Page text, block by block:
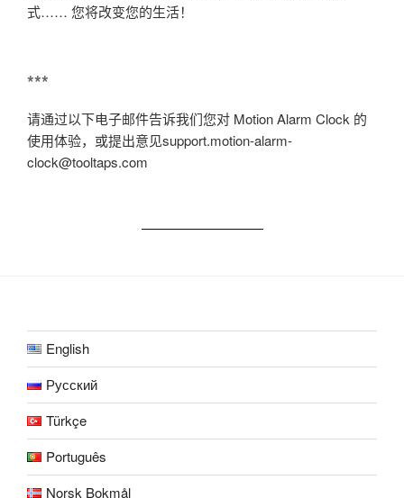
式…… 您将改变您的生活！
***
请通过以下电子邮件告诉我们您对 Motion Alarm Clock 的
使用体验，或提出意见support.motion-alarm-
clock@tooltaps.com
English
Русский
Türkçe
Português
Norsk Bokmål